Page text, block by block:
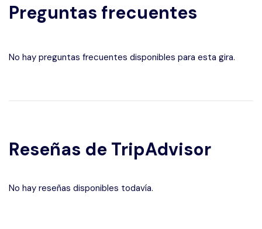
Preguntas frecuentes
No hay preguntas frecuentes disponibles para esta gira.
Reseñas de TripAdvisor
No hay reseñas disponibles todavía.